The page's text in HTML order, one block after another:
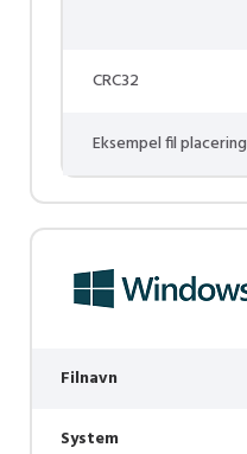
CRC32
Eksempel fil placering
Filnavn
System